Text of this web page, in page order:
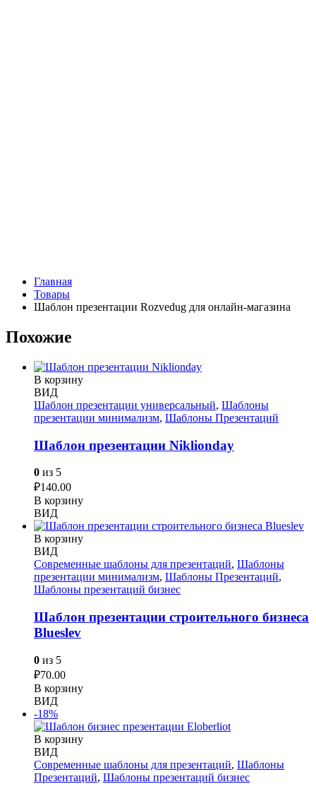
Главная
Товары
Шаблон презентации Rozvedug для онлайн-магазина
Похожие
В корзину
ВИД
Шаблон презентации универсальный, Шаблоны
презентации минимализм, Шаблоны Презентаций
Шаблон презентации Niklionday
0 из 5
₽140.00
В корзину
ВИД
В корзину
ВИД
Современные шаблоны для презентаций, Шаблоны
презентации минимализм, Шаблоны Презентаций,
Шаблоны презентаций бизнес
Шаблон презентации строительного бизнеса
Blueslev
0 из 5
₽70.00
В корзину
ВИД
-18%
В корзину
ВИД
Современные шаблоны для презентаций, Шаблоны
Презентаций, Шаблоны презентаций бизнес